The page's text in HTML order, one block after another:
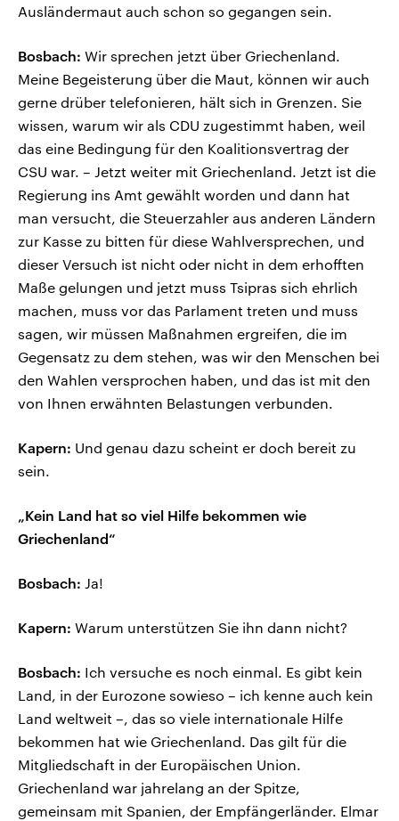
Ausländermaut auch schon so gegangen sein.
Bosbach: Wir sprechen jetzt über Griechenland.
Meine Begeisterung über die Maut, können wir auch
gerne drüber telefonieren, hält sich in Grenzen. Sie
wissen, warum wir als CDU zugestimmt haben, weil
das eine Bedingung für den Koalitionsvertrag der
CSU war. – Jetzt weiter mit Griechenland. Jetzt ist die
Regierung ins Amt gewählt worden und dann hat
man versucht, die Steuerzahler aus anderen Ländern
zur Kasse zu bitten für diese Wahlversprechen, und
dieser Versuch ist nicht oder nicht in dem erhofften
Maße gelungen und jetzt muss Tsipras sich ehrlich
machen, muss vor das Parlament treten und muss
sagen, wir müssen Maßnahmen ergreifen, die im
Gegensatz zu dem stehen, was wir den Menschen bei
den Wahlen versprochen haben, und das ist mit den
von Ihnen erwähnten Belastungen verbunden.
Kapern: Und genau dazu scheint er doch bereit zu
sein.
„Kein Land hat so viel Hilfe bekommen wie
Griechenland“
Bosbach: Ja!
Kapern: Warum unterstützen Sie ihn dann nicht?
Bosbach: Ich versuche es noch einmal. Es gibt kein
Land, in der Eurozone sowieso – ich kenne auch kein
Land weltweit –, das so viele internationale Hilfe
bekommen hat wie Griechenland. Das gilt für die
Mitgliedschaft in der Europäischen Union.
Griechenland war jahrelang an der Spitze,
gemeinsam mit Spanien, der Empfängerländer. Elmar